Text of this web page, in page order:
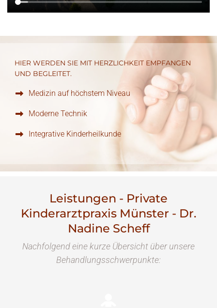
HIER WERDEN SIE MIT HERZLICHKEIT EMPFANGEN
UND BEGLEITET.
Medizin auf höchstem Niveau
Moderne Technik
Integrative Kinderheilkunde
Leistungen - Private
Kinderarztpraxis Münster - Dr.
Nadine Scheff
Nachfolgend eine kurze Übersicht über unsere
Behandlungs­schwerpunkte: